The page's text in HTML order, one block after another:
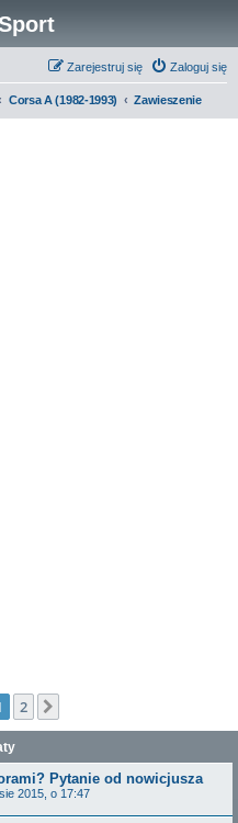
Zaloguj się
Zarejestruj się
Corsa A (1982-1993) Zawieszenie
2
Pytanie od nowicjusza
2015, o 17:47